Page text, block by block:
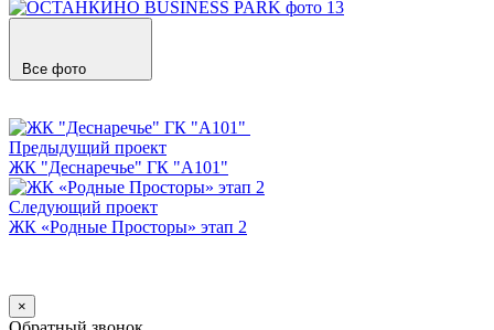
Все фото
Предыдущий проект
ЖК "Деснаречье" ГК "А101"
Следующий проект
ЖК «Родные Просторы» этап 2
×